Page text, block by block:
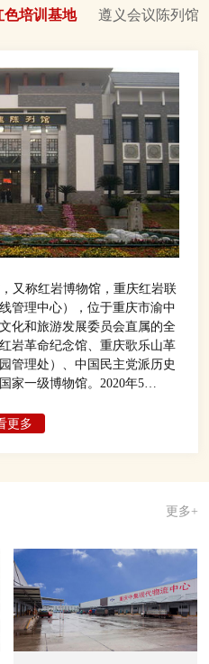
色培训基地 遵义会议陈列馆-
又称红岩博物馆，重庆红岩联
管理中心），位于重庆市渝中
化和旅游发展委员会直属的全
岩革命纪念馆、重庆歌乐山革
管理处）、中国民主党派历史
家一级博物馆。2020年5
次位居全国博物馆2019年游客
更多
更多+